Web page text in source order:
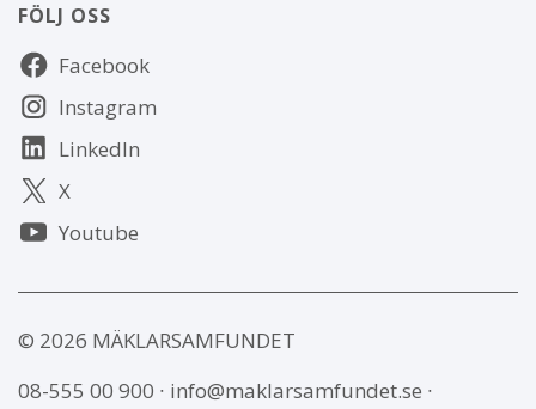
FÖLJ OSS
Följ
oss Facebook
Instagram
LinkedIn
X
Youtube
© 2026 MÄKLARSAMFUNDET
08-555 00 900 ∙ info@maklarsamfundet.se ∙